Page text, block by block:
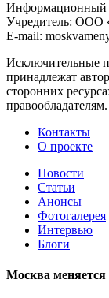
Информационный
Учредитель: ООО
E-mail:
Исключительные
принадлежат
сторонних
правообладателям.
Контакты
О проекте
Новости
Статьи
Анонсы
Фотогалерея
Интервью
Блоги
Москва меняется